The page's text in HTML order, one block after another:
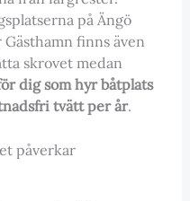
på Ängö
finns även
skrovet medan
dig som hyr båtplats
tvätt per år.
påverkar